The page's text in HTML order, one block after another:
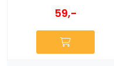
59,-